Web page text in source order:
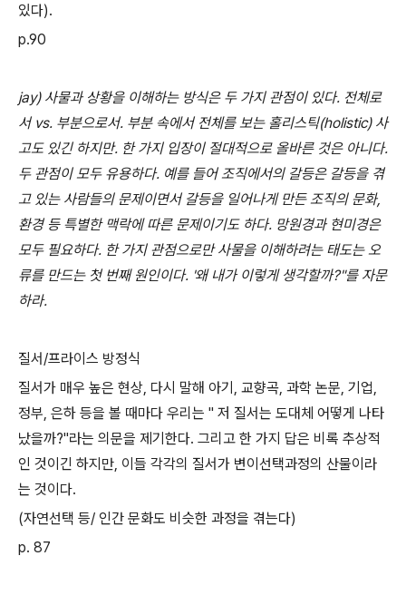
있다).
p.90
jay) 사물과 상황을 이해하는 방식은 두 가지 관점이 있다. 전체로
서 vs. 부분으로서. 부분 속에서 전체를 보는 홀리스틱(holistic) 사
고도 있긴 하지만. 한 가지 입장이 절대적으로 올바른 것은 아니다.
두 관점이 모두 유용하다. 예를 들어 조직에서의 갈등은 갈등을 겪
고 있는 사람들의 문제이면서 갈등을 일어나게 만든 조직의 문화,
환경 등 특별한 맥락에 따른 문제이기도 하다. 망원경과 현미경은
모두 필요하다. 한 가지 관점으로만 사물을 이해하려는 태도는 오
류를 만드는 첫 번째 원인이다. '왜 내가 이렇게 생각할까?"를 자문
하라.
질서/프라이스 방정식
질서가 매우 높은 현상, 다시 말해 아기, 교향곡, 과학 논문, 기업,
정부, 은하 등을 볼 때마다 우리는 " 저 질서는 도대체 어떻게 나타
났을까?"라는 의문을 제기한다. 그리고 한 가지 답은 비록 추상적
인 것이긴 하지만, 이들 각각의 질서가 변이선택과정의 산물이라
는 것이다.
(자연선택 등/ 인간 문화도 비슷한 과정을 겪는다)
p. 87